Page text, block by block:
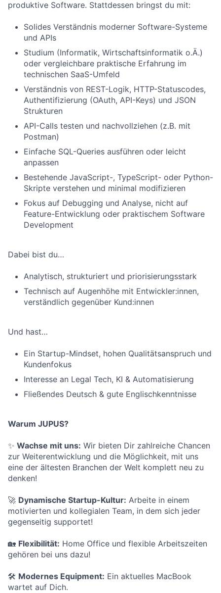
produktive Software. Stattdessen bringst du mit:
Solides Verständnis moderner Software-Systeme
und APIs
Studium (Informatik, Wirtschaftsinformatik o.Ä.)
oder vergleichbare praktische Erfahrung im
technischen SaaS-Umfeld
Verständnis von REST-Logik, HTTP-Statuscodes,
Authentifizierung (OAuth, API-Keys) und JSON
Strukturen
API-Calls testen und nachvollziehen (z.B. mit
Postman)
Einfache SQL-Queries ausführen oder leicht
anpassen
Bestehende JavaScript-, TypeScript- oder Python-
Skripte verstehen und minimal modifizieren
Fokus auf Debugging und Analyse, nicht auf
Feature-Entwicklung oder praktischem Software
Development
Dabei bist du…
Analytisch, strukturiert und priorisierungsstark
Technisch auf Augenhöhe mit Entwickler:innen,
verständlich gegenüber Kund:innen
Und hast…
Ein Startup-Mindset, hohen Qualitätsanspruch und
Kundenfokus
Interesse an Legal Tech, KI & Automatisierung
Fließendes Deutsch & gute Englischkenntnisse
Warum JUPUS?
✨ Wachse mit uns: Wir bieten Dir zahlreiche Chancen
zur Weiterentwicklung und die Möglichkeit, mit uns
eine der ältesten Branchen der Welt komplett neu zu
denken!
🚀 Dynamische Startup-Kultur: Arbeite in einem
motivierten und kollegialen Team, in dem sich jeder
gegenseitig supportet!
🏡 Flexibilität: Home Office und flexible Arbeitszeiten
gehören bei uns dazu!
🛠 Modernes Equipment: Ein aktuelles MacBook
wartet auf Dich.